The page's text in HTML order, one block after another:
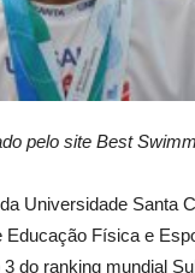
pelo site Best
Universidade Santa
Educação Física e
do ranking mundial